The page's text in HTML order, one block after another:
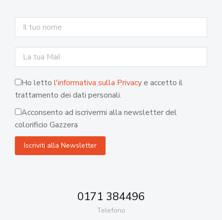
Ho letto l'informativa sulla Privacye accetto il
trattamento dei dati personali.
Acconsento ad iscrivermi alla newsletter del
colorificio Gazzera
0171 384496
Telefono